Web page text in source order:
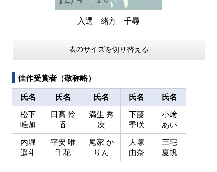
入選 緒方 千尋
表のサイズを切り替える
佳作受賞者（敬称略）
氏名 氏名 氏名 氏名 氏名
松下
唯加
日髙 怜
香
満生 秀
次
下藤
季咲
小﨑
あい
内堀
遥斗
平安 唯
千花
尾家 か
りん
大塚
由奈
三宅
夏帆